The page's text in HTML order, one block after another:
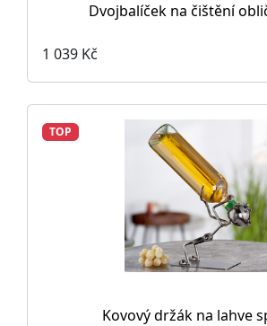
Dvojbalíček na čištění
1 039 Kč
TOP
Kovový držák na lahve